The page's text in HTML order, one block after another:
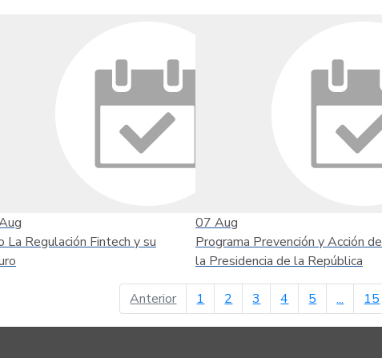
La Regulación Fintech y su
07 Aug
Programa Prevención y Acción de
la Presidencia de la República
Anteriorpágina anterior
1 2 3 4 5 ... 15